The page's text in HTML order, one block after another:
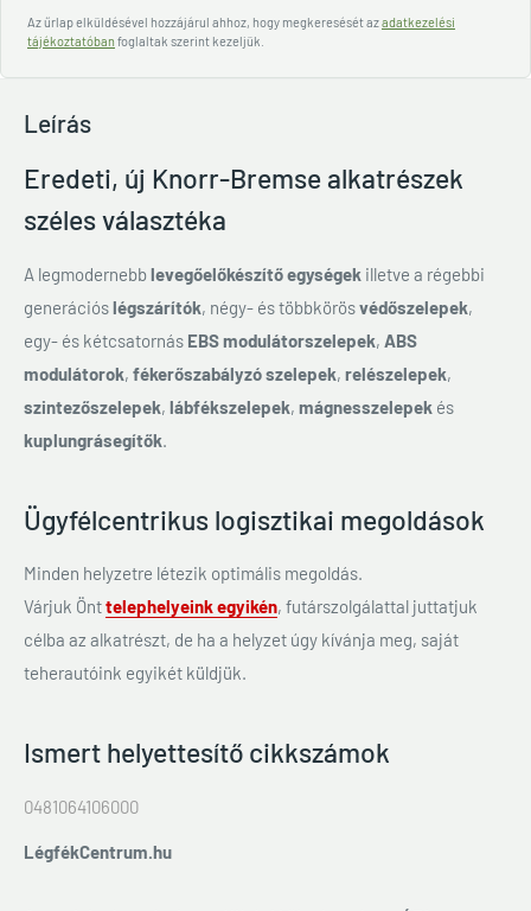
Az űrlap elküldésével hozzájárul ahhoz, hogy megkeresését azadatkezelési
tájékoztatóban foglaltak szerint kezeljük.
Leírás
Eredeti, új Knorr-Bremse alkatrészek
széles választéka
A legmodernebblevegőelőkészítő egységek illetve a régebbi
generációslégszárítók, négy- és többkörösvédőszelepek,
egy- és kétcsatornás EBS modulátorszelepek, ABS
modulátorok, fékerőszabályzó szelepek, relészelepek,
szintezőszelepek, lábfékszelepek, mágnesszelepek és
kuplungrásegítők.
Ügyfélcentrikus logisztikai megoldások
Minden helyzetre létezik optimális megoldás.
Várjuk Önttelephelyeink egyikén, futárszolgálattal juttatjuk
célba az alkatrészt, de ha a helyzet úgy kívánja meg, saját
teherautóink egyikét küldjük.
Ismert helyettesítő cikkszámok
0481064106000
LégfékCentrum.hu